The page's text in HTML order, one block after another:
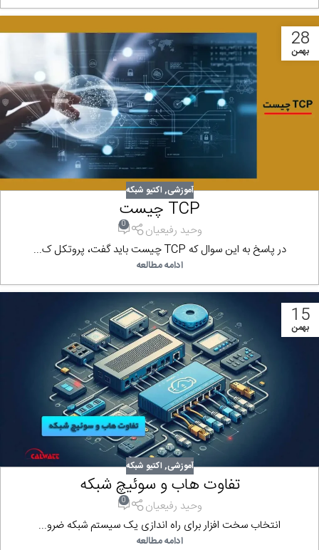
28
بهمن
آموزشی, اکتیو شبکه
TCP چیست
وحید رفیعیان 0
در پاسخ به این سوال که TCP چیست باید گفت، پروتکل ک...
ادامه مطالعه
15
بهمن
آموزشی, اکتیو شبکه
تفاوت هاب و سوئیچ شبکه
وحید رفیعیان 0
انتخاب سخت افزار برای راه اندازی یک سیستم شبکه ضرو...
ادامه مطالعه